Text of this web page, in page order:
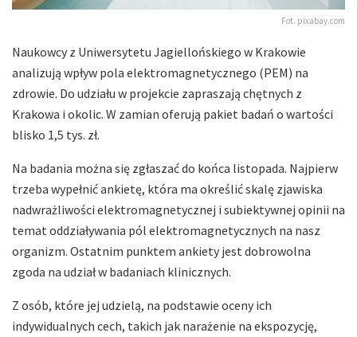
Fot. pixabay.com
Naukowcy z Uniwersytetu Jagiellońskiego w Krakowie
analizują wpływ pola elektromagnetycznego (PEM) na
zdrowie. Do udziału w projekcie zapraszają chętnych z
Krakowa i okolic. W zamian oferują pakiet badań o wartości
blisko 1,5 tys. zł.
Na badania można się zgłaszać do końca listopada. Najpierw
trzeba wypełnić ankietę, która ma określić skalę zjawiska
nadwrażliwości elektromagnetycznej i subiektywnej opinii na
temat oddziaływania pól elektromagnetycznych na nasz
organizm. Ostatnim punktem ankiety jest dobrowolna
zgoda na udział w badaniach klinicznych.
Z osób, które jej udzielą, na podstawie oceny ich
indywidualnych cech, takich jak narażenie na ekspozycję,